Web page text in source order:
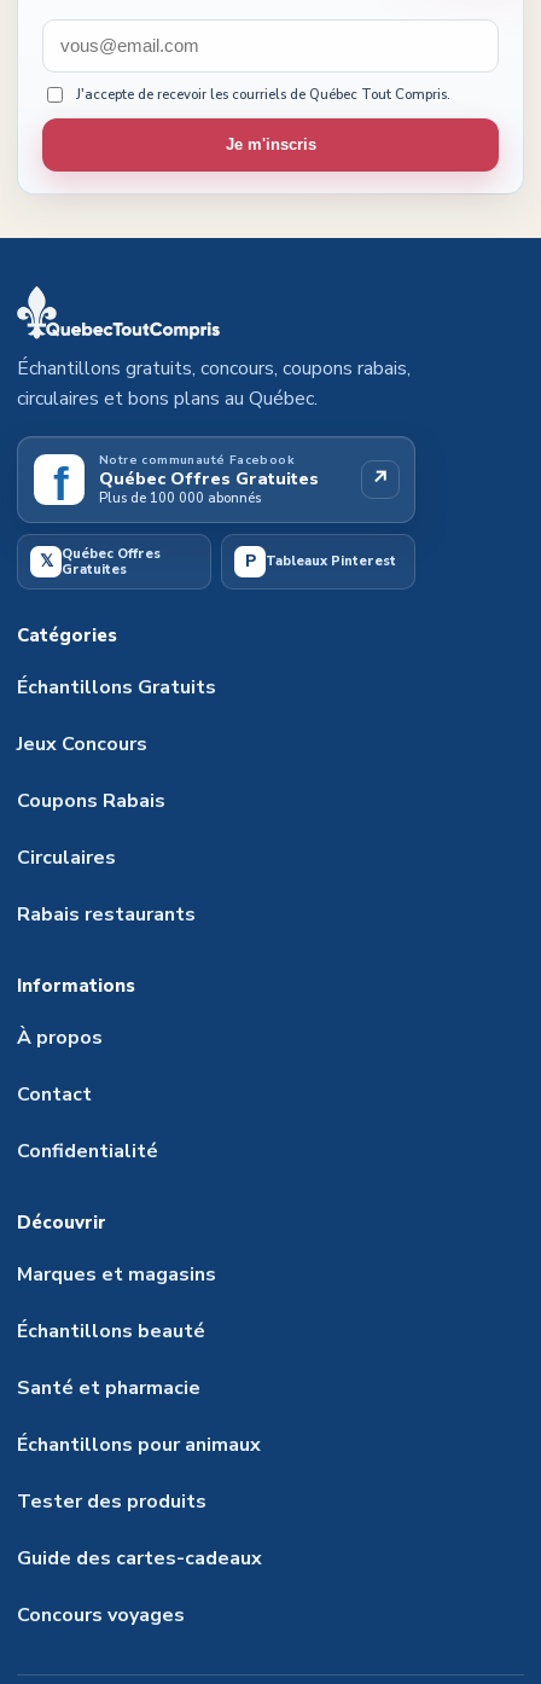
J'accepte de recevoir les courriels de Québec Tout Compris.
Je m'inscris
Échantillons gratuits, concours, coupons rabais,
circulaires et bons plans au Québec.
f Notre communauté Facebook
Québec Offres Gratuites
Plus de 100 000 abonnés
↗
𝕏 Québec Offres
Gratuites
P Tableaux Pinterest
Catégories
Échantillons Gratuits
Jeux Concours
Coupons Rabais
Circulaires
Rabais restaurants
Informations
À propos
Contact
Confidentialité
Découvrir
Marques et magasins
Échantillons beauté
Santé et pharmacie
Échantillons pour animaux
Tester des produits
Guide des cartes-cadeaux
Concours voyages